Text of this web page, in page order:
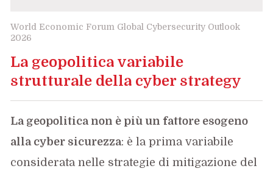
World Economic Forum Global Cybersecurity Outlook
2026
La geopolitica variabile
strutturale della cyber strategy
La geopolitica non è più un fattore esogeno
alla cyber sicurezza: è la prima variabile
considerata nelle strategie di mitigazione del